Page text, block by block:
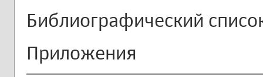
Библиографический
Приложения